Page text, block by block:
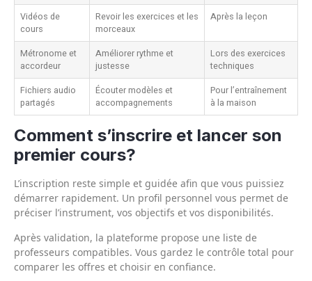
Vidéos de
cours
Revoir les exercices et les
morceaux
Après la leçon
Métronome et
accordeur
Améliorer rythme et
justesse
Lors des exercices
techniques
Fichiers audio
partagés
Écouter modèles et
accompagnements
Pour l’entraînement
à la maison
Comment s’inscrire et lancer son
premier cours?
L’inscription reste simple et guidée afin que vous puissiez
démarrer rapidement. Un profil personnel vous permet de
préciser l’instrument, vos objectifs et vos disponibilités.
Après validation, la plateforme propose une liste de
professeurs compatibles. Vous gardez le contrôle total pour
comparer les offres et choisir en confiance.